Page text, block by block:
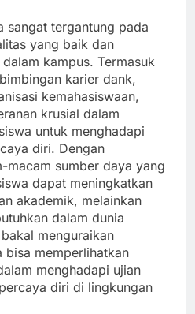
sangat tergantung pada
yang baik dan
kampus. Termasuk
karier dank,
kemahasiswaan,
krusial dalam
untuk menghadapi
diri. Dengan
macam sumber daya yang
dapat meningkatkan
akademik, melainkan
dalam dunia
menguraikan
bisa memperlihatkan
menghadapi ujian
diri di lingkungan